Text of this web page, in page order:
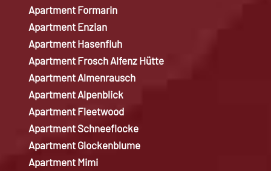
Apartment Formarin
Apartment Enzian
Apartment Hasenfluh
Apartment Frosch Alfenz Hütte
Apartment Almenrausch
Apartment Alpenblick
Apartment Fleetwood
Apartment Schneeflocke
Apartment Glockenblume
Apartment Mimi